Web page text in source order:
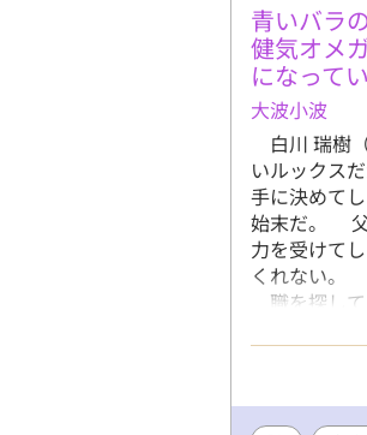
青いバラ
健気オメ
になって
大波小波
白川 瑞樹
いルックス
手に決めて
始末だ。 父
力を受けて
くれない。
職を探し
る。 面接
石丸に伴わ
ける。 好
なぜここは